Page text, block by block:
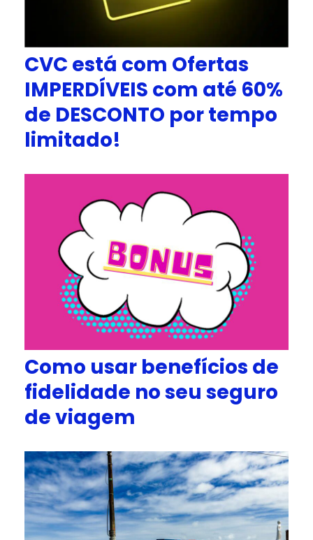
CVC está com Ofertas
IMPERDÍVEIS com até 60%
de DESCONTO por tempo
limitado!
Como usar benefícios de
fidelidade no seu seguro
de viagem